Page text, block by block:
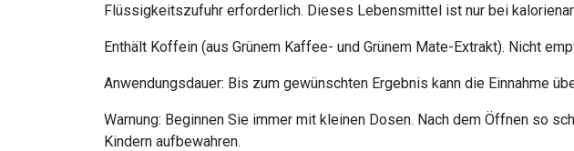
Flüssigkeitszufuhr erforderlich. Dieses Lebensmittel ist nur bei
Enthält Koffein (aus Grünem Kaffee- und Grünem Mate-Extrakt). Nicht
Anwendungsdauer: Bis zum gewünschten Ergebnis kann die Einnahme
Warnung: Beginnen Sie immer mit kleinen Dosen. Nach dem Öffnen so
Kindern aufbewahren.